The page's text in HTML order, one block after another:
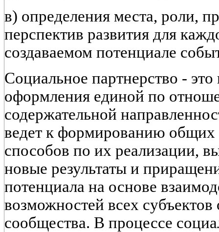
в) определения места, роли,
перспектив развития для
создаваемом потенциале
Социальное партнерство -
оформления единой по
содержательной
ведет к формированию общих
способов по их реализации,
новые результаты и
потенциала на основе
возможностей всех субъектов
сообщества. В процессе